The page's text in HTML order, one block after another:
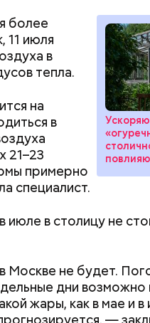
более
11 июля
в
тепла.
на
в
21–23
примерно
специалист.
в столицу не
не будет.
дни
жары, как в мае и в
— сообщил
и промышленности